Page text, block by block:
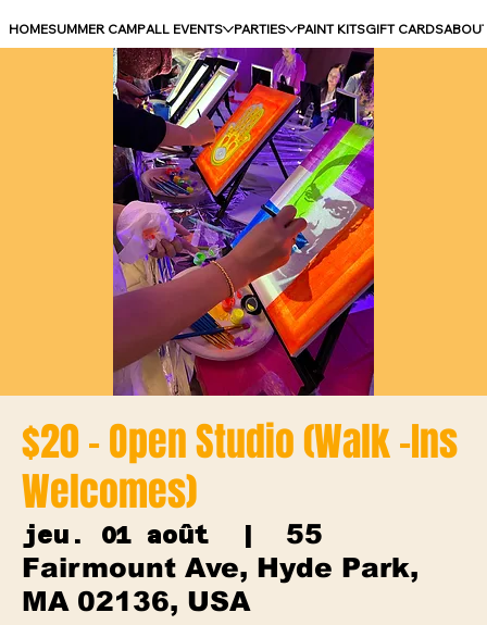
HOMESUMMER CAMPALL EVENTS PARTIES PAINT KITSGIFT CARDS
$20 - Open Studio (Walk -Ins
Welcomes)
jeu. 01 août
  |
55
Fairmount Ave, Hyde Park,
MA 02136, USA